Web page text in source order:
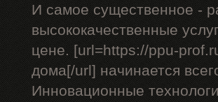
И самое существенное -
высококачественные
цене. [url=https://ppu-
дома[/url] начинается
Инновационные